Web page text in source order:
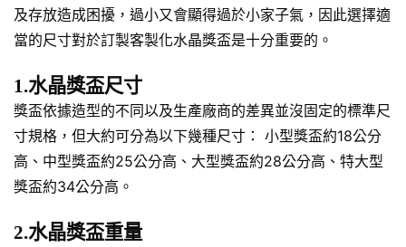
及存放造成困擾，過小又會顯得過於小家子氣，因此選擇適
當的尺寸對於訂製客製化水晶獎盃是十分重要的。
1.水晶獎盃尺寸
獎盃依據造型的不同以及生產廠商的差異並沒固定的標準尺
寸規格，但大約可分為以下幾種尺寸： 小型獎盃約18公分
高、中型獎盃約25公分高、大型獎盃約28公分高、特大型
獎盃約34公分高。
2.水晶獎盃重量